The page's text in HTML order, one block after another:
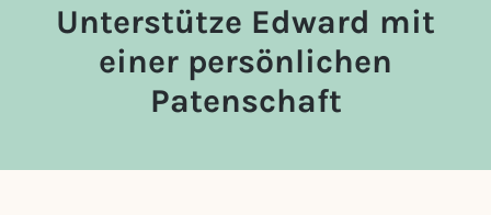
Unterstütze Edward mit
einer persönlichen
Patenschaft